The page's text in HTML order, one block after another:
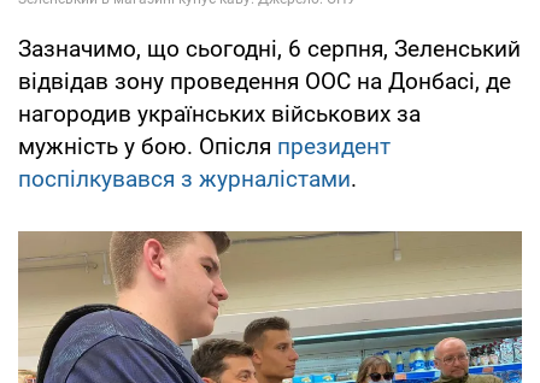
Зазначимо, що сьогодні, 6 серпня, Зеленський
відвідав зону проведення ООС на Донбасі, де
нагородив українських військових за
мужність у бою. Опісля президент
поспілкувався з журналістами.